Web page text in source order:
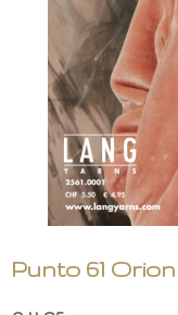
Punto 61 Orion